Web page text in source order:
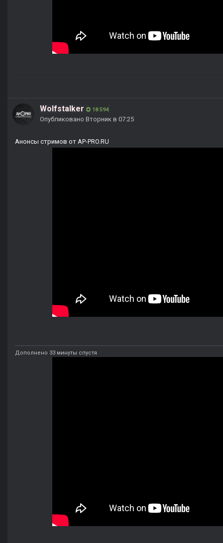
Wolfstalker 18 594
Опубликовано Вторник в 07:25
Анонсы стримов от AP-PRO.RU
Дополнено 33 минуты спустя